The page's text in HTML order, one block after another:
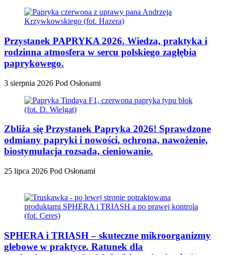
Przystanek PAPRYKA 2026. Wiedza, praktyka i
rodzinna atmosfera w sercu polskiego zagłębia
paprykowego.
3 sierpnia 2026 Pod Osłonami
Zbliża się Przystanek Papryka 2026! Sprawdzone
odmiany papryki i nowości, ochrona, nawożenie,
biostymulacja rozsada, cieniowanie.
25 lipca 2026 Pod Osłonami
SPHERA i TRIASH – skuteczne mikroorganizmy
glebowe w praktyce. Ratunek dla